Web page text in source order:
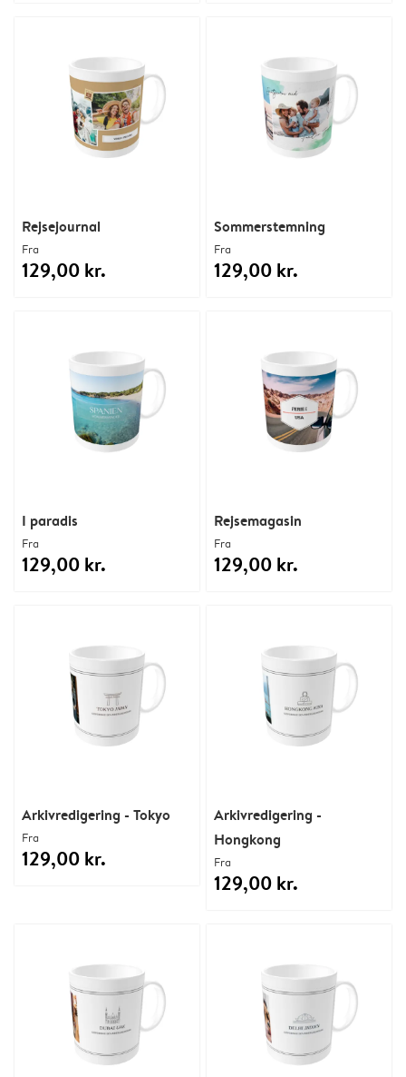
Rejsejournal
Fra
129,00 kr.
Sommerstemning
Fra
129,00 kr.
I paradis
Fra
129,00 kr.
Rejsemagasin
Fra
129,00 kr.
Arkivredigering - Tokyo
Fra
129,00 kr.
Arkivredigering -
Hongkong
Fra
129,00 kr.